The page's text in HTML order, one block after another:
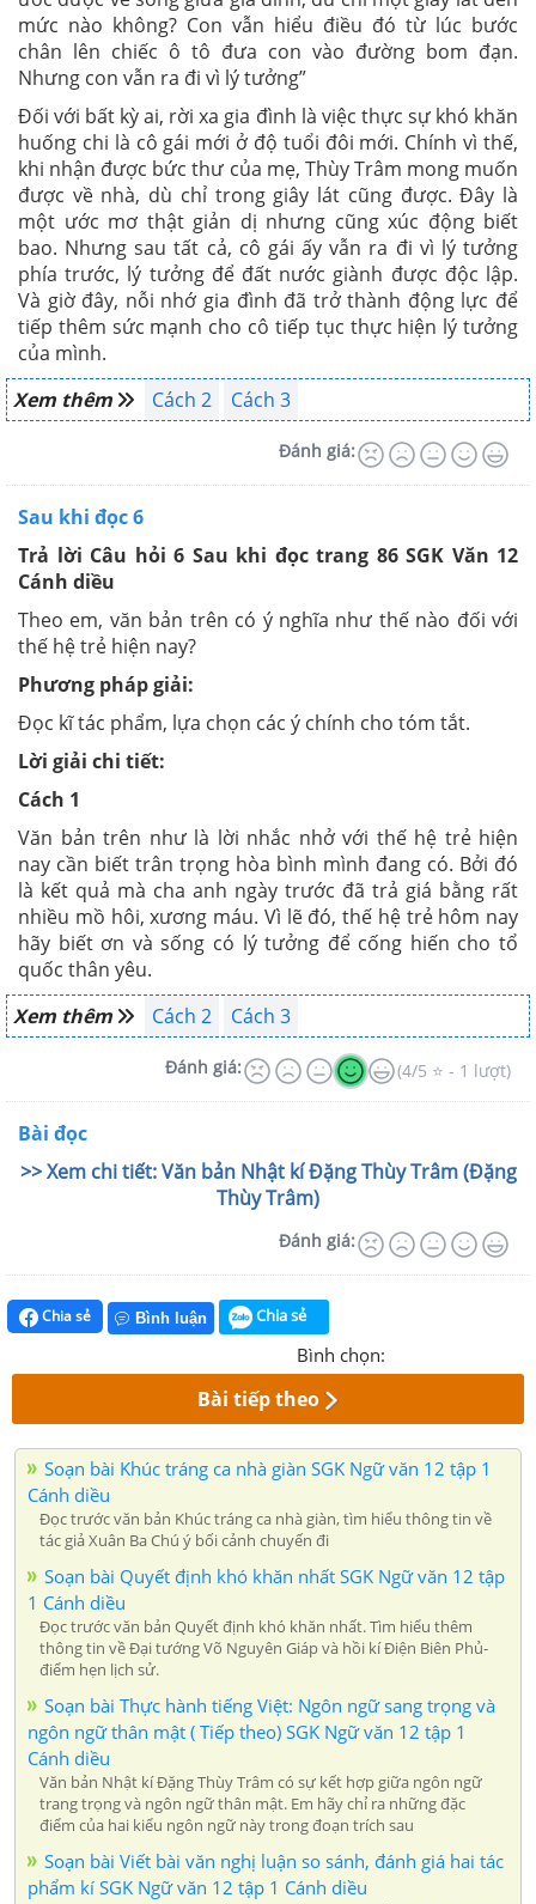
mức nào không? Con vẫn hiểu điều đó từ lúc bước
chân lên chiếc ô tô đưa con vào đường bom đạn.
Nhưng con vẫn ra đi vì lý tưởng”
Đối với bất kỳ ai, rời xa gia đình là việc thực sự khó khăn
huống chi là cô gái mới ở độ tuổi đôi mới. Chính vì thế,
khi nhận được bức thư của mẹ, Thùy Trâm mong muốn
được về nhà, dù chỉ trong giây lát cũng được. Đây là
một ước mơ thật giản dị nhưng cũng xúc động biết
bao. Nhưng sau tất cả, cô gái ấy vẫn ra đi vì lý tưởng
phía trước, lý tưởng để đất nước giành được độc lập.
Và giờ đây, nỗi nhớ gia đình đã trở thành động lực để
tiếp thêm sức mạnh cho cô tiếp tục thực hiện lý tưởng
của mình.
Xem thêm
Cách 2 Cách 3
Đánh giá:
Sau khi đọc 6
Trả lời Câu hỏi 6 Sau khi đọc trang 86 SGK Văn 12
Cánh diều
Theo em, văn bản trên có ý nghĩa như thế nào đối với
thế hệ trẻ hiện nay?
Phương pháp giải:
Đọc kĩ tác phẩm, lựa chọn các ý chính cho tóm tắt.
Lời giải chi tiết:
Cách 1
Văn bản trên như là lời nhắc nhở với thế hệ trẻ hiện
nay cần biết trân trọng hòa bình mình đang có. Bởi đó
là kết quả mà cha anh ngày trước đã trả giá bằng rất
nhiều mồ hôi, xương máu. Vì lẽ đó, thế hệ trẻ hôm nay
hãy biết ơn và sống có lý tưởng để cống hiến cho tổ
quốc thân yêu.
Xem thêm
Cách 2 Cách 3
Đánh giá: (4/5 ⭐ - 1 lượt)
Bài đọc
>> Xem chi tiết: Văn bản Nhật kí Đặng Thùy Trâm (Đặng
Thùy Trâm)
Đánh giá:
Chia sẻ Bình luận Chia sẻ
Bình chọn:
Bài tiếp theo
Soạn bài Khúc tráng ca nhà giàn SGK Ngữ văn 12 tập 1
Cánh diều
Đọc trước văn bản Khúc tráng ca nhà giàn, tìm hiểu thông tin về
tác giả Xuân Ba Chú ý bối cảnh chuyến đi
Soạn bài Quyết định khó khăn nhất SGK Ngữ văn 12 tập
1 Cánh diều
Đọc trước văn bản Quyết định khó khăn nhất. Tìm hiểu thêm
thông tin về Đại tướng Võ Nguyên Giáp và hồi kí Điện Biên Phủ-
điểm hẹn lịch sử.
Soạn bài Thực hành tiếng Việt: Ngôn ngữ sang trọng và
ngôn ngữ thân mật ( Tiếp theo) SGK Ngữ văn 12 tập 1
Cánh diều
Văn bản Nhật kí Đặng Thùy Trâm có sự kết hợp giữa ngôn ngữ
trang trọng và ngôn ngữ thân mật. Em hãy chỉ ra những đặc
điểm của hai kiểu ngôn ngữ này trong đoạn trích sau
Soạn bài Viết bài văn nghị luận so sánh, đánh giá hai tác
phẩm kí SGK Ngữ văn 12 tập 1 Cánh diều